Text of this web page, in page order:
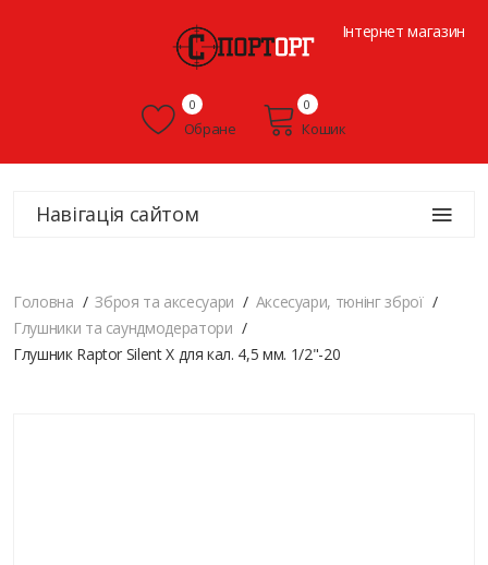
Інтернет магазин
Обране
0
Кошик
0
Навігація сайтом
Головна Зброя та аксесуари
Аксесуари, тюнінг зброї
Глушники та саундмодератори
Глушник Raptor Silent X для кал. 4,5 мм. 1/2"-20